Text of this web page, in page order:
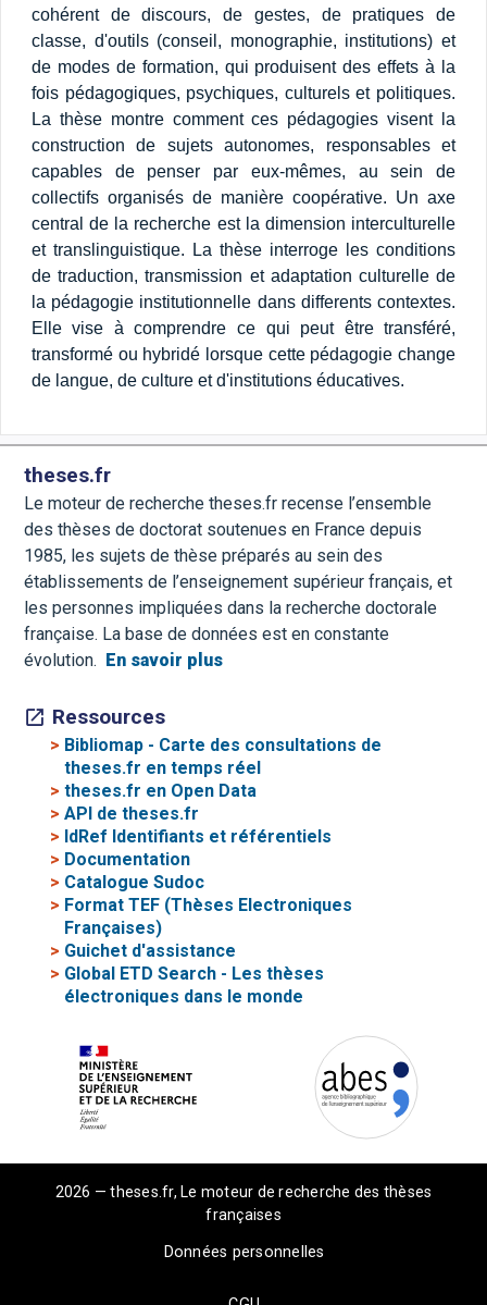
cohérent de discours, de gestes, de pratiques de
classe, d'outils (conseil, monographie, institutions) et
de modes de formation, qui produisent des effets à la
fois pédagogiques, psychiques, culturels et politiques.
La thèse montre comment ces pédagogies visent la
construction de sujets autonomes, responsables et
capables de penser par eux-mêmes, au sein de
collectifs organisés de manière coopérative. Un axe
central de la recherche est la dimension interculturelle
et translinguistique. La thèse interroge les conditions
de traduction, transmission et adaptation culturelle de
la pédagogie institutionnelle dans differents contextes.
Elle vise à comprendre ce qui peut être transféré,
transformé ou hybridé lorsque cette pédagogie change
de langue, de culture et d'institutions éducatives.
theses.fr
Le moteur de recherche theses.fr recense l’ensemble
des thèses de doctorat soutenues en France depuis
1985, les sujets de thèse préparés au sein des
établissements de l’enseignement supérieur français, et
les personnes impliquées dans la recherche doctorale
française. La base de données est en constante
évolution.
En savoir plus
Ressources
> Bibliomap - Carte des consultations de
theses.fr en temps réel
>theses.fr en Open Data
>API de theses.fr
> IdRef Identifiants et référentiels
> Documentation
> Catalogue Sudoc
> Format TEF (Thèses Electroniques
Françaises)
> Guichet d'assistance
> Global ETD Search - Les thèses
électroniques dans le monde
2026 — theses.fr, Le moteur de recherche des thèses
françaises
Données personnelles